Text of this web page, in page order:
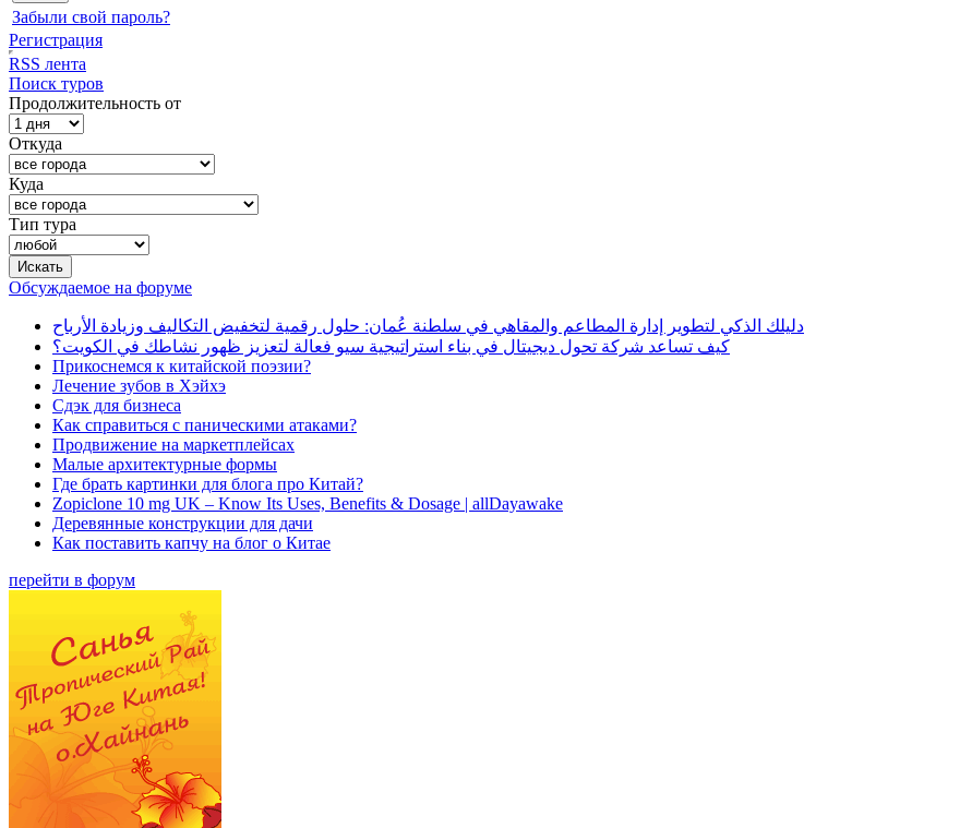
Забыли свой пароль?
Регистрация
RSS лента
Поиск туров
Продолжительность от
Откуда
Куда
Тип тура
Обсуждаемое на форуме
دليلك الذكي لتطوير إدارة المطاعم والمقاهي في سلطنة عُمان: حلول رقمية لتخفيض التكاليف وزيادة الأرباح
كيف تساعد شركة تحول ديجيتال في بناء استراتيجية سيو فعالة لتعزيز ظهور نشاطك في الكويت؟
Прикоснемся к китайской поэзии?
Лечение зубов в Хэйхэ
Сдэк для бизнеса
Как справиться с паническими атаками?
Продвижение на маркетплейсах
Малые архитектурные формы
Где брать картинки для блога про Китай?
Zopiclone 10 mg UK – Know Its Uses, Benefits & Dosage | allDayawake
Деревянные конструкции для дачи
Как поставить капчу на блог о Китае
перейти в форум